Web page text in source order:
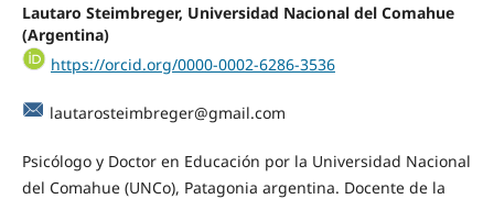
Lautaro Steimbreger, Universidad Nacional del Comahue
(Argentina)
https://orcid.org/0000-0002-6286-3536
lautarosteimbreger@gmail.com
Psicólogo y Doctor en Educación por la Universidad Nacional
del Comahue (UNCo), Patagonia argentina. Docente de la